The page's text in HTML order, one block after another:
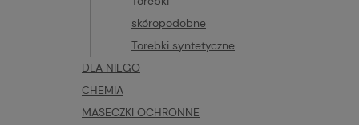
skóropodobne
Torebki syntetyczne
DLA NIEGO
CHEMIA
MASECZKI OCHRONNE